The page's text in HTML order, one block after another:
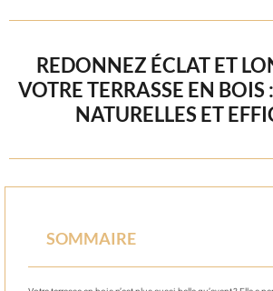
REDONNEZ ÉCLAT ET
VOTRE TERRASSE EN
NATURELLES ET
SOMMAIRE